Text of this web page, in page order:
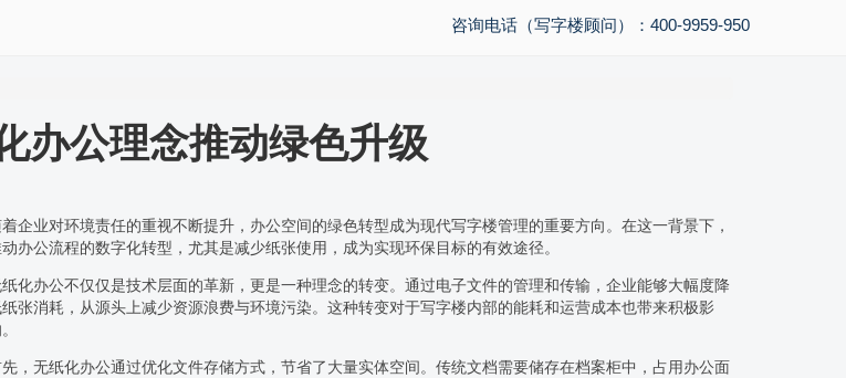
咨询电话（写字楼顾问）：400-9959-950
办公理念推动绿色升级
着企业对环境责任的重视不断提升，办公空间的绿色转型成为现代写字楼管理的重要方向。在这一背景下，
办公流程的数字化转型，尤其是减少纸张使用，成为实现环保目标的有效途径。
化办公不仅仅是技术层面的革新，更是一种理念的转变。通过电子文件的管理和传输，企业能够大幅度降
张消耗，从源头上减少资源浪费与环境污染。这种转变对于写字楼内部的能耗和运营成本也带来积极影
，无纸化办公通过优化文件存储方式，节省了大量实体空间。传统文档需要储存在档案柜中，占用办公面